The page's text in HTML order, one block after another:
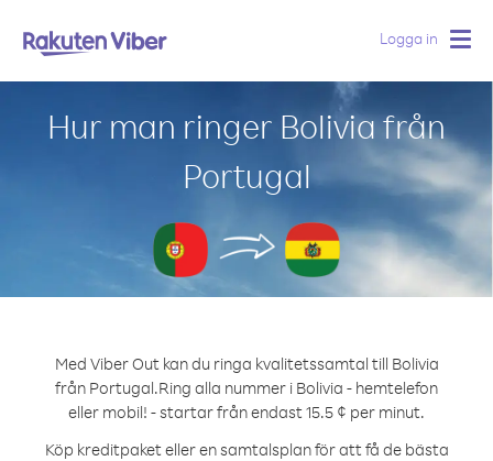
Logga in
Hur man ringer Bolivia från
Portugal
Med Viber Out kan du ringa kvalitetssamtal till Bolivia
från Portugal.Ring alla nummer i Bolivia - hemtelefon
eller mobil! - startar från endast 15.5 ¢ per minut.
Köp kreditpaket eller en samtalsplan för att få de bästa